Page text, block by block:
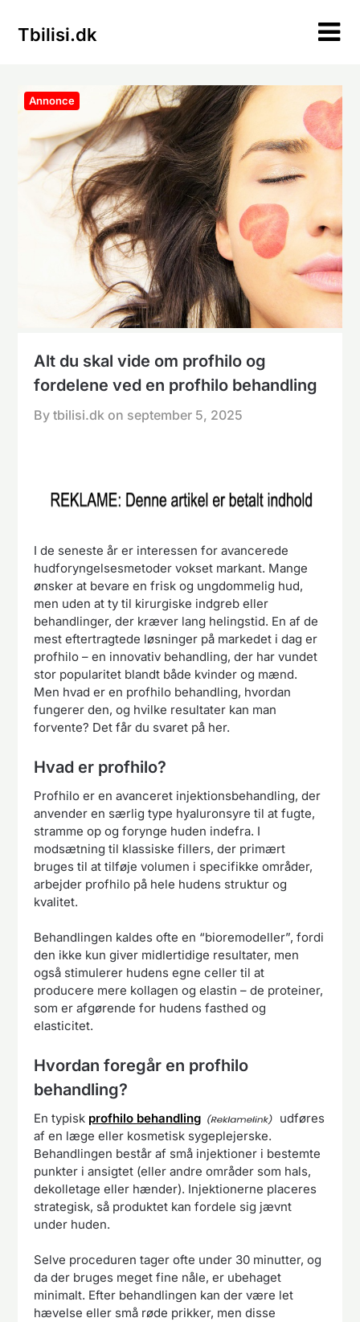
Tbilisi.dk
Annonce
Alt du skal vide om profhilo og
fordelene ved en profhilo behandling
By tbilisi.dk on september 5, 2025
I de seneste år er interessen for avancerede
hudforyngelsesmetoder vokset markant. Mange
ønsker at bevare en frisk og ungdommelig hud,
men uden at ty til kirurgiske indgreb eller
behandlinger, der kræver lang helingstid. En af de
mest eftertragtede løsninger på markedet i dag er
profhilo – en innovativ behandling, der har vundet
stor popularitet blandt både kvinder og mænd.
Men hvad er en profhilo behandling, hvordan
fungerer den, og hvilke resultater kan man
forvente? Det får du svaret på her.
Hvad er profhilo?
Profhilo er en avanceret injektionsbehandling, der
anvender en særlig type hyaluronsyre til at fugte,
stramme op og forynge huden indefra. I
modsætning til klassiske fillers, der primært
bruges til at tilføje volumen i specifikke områder,
arbejder profhilo på hele hudens struktur og
kvalitet.
Behandlingen kaldes ofte en “bioremodeller”, fordi
den ikke kun giver midlertidige resultater, men
også stimulerer hudens egne celler til at
producere mere kollagen og elastin – de proteiner,
som er afgørende for hudens fasthed og
elasticitet.
Hvordan foregår en profhilo
behandling?
En typisk profhilo behandling
udføres
af en læge eller kosmetisk sygeplejerske.
Behandlingen består af små injektioner i bestemte
punkter i ansigtet (eller andre områder som hals,
dekolletage eller hænder). Injektionerne placeres
strategisk, så produktet kan fordele sig jævnt
under huden.
Selve proceduren tager ofte under 30 minutter, og
da der bruges meget fine nåle, er ubehaget
minimalt. Efter behandlingen kan der være let
hævelse eller små røde prikker, men disse